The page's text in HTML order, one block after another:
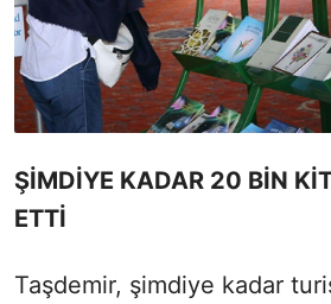
ŞİMDİYE KADAR 20 BİN
ETTİ
Taşdemir, şimdiye kadar